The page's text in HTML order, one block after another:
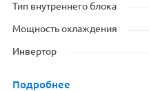
Тип внутреннего блока
Мощность охлаждения
Инвертор
Подробнее